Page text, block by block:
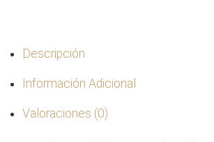
Descripción
Información Adicional
Valoraciones (0)